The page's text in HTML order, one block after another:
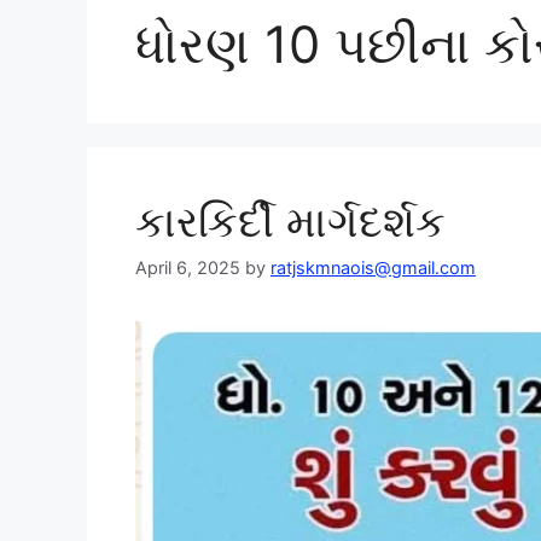
ધોરણ 10 પછીના
કારકિર્દી માર્ગદર્શક
April 6, 2025 by ratjskmnaois@gmail.com